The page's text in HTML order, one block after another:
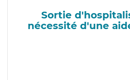
Sortie
nécessité d'une